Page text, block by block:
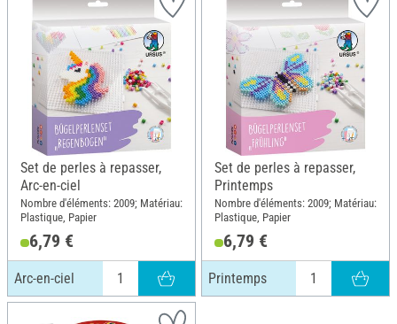
Set de perles à repasser,
Arc-en-ciel
Nombre d'éléments: 2009; Matériau:
Plastique, Papier
6,79 €
Arc-en-ciel
Set de perles à repasser,
Printemps
Nombre d'éléments: 2009; Matériau:
Plastique, Papier
6,79 €
Printemps